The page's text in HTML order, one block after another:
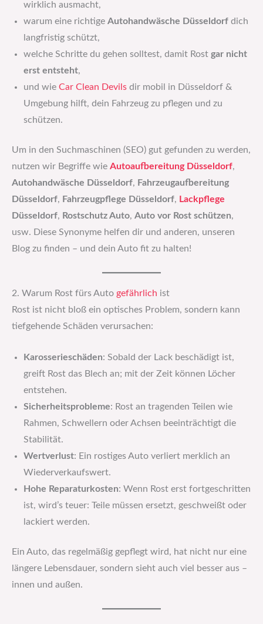
wirklich ausmacht,
warum eine richtige Autohandwäsche Düsseldorf dich
langfristig schützt,
welche Schritte du gehen solltest, damit Rost gar nicht
erst entsteht,
und wie Car Clean Devils dir mobil in Düsseldorf &
Umgebung hilft, dein Fahrzeug zu pflegen und zu
schützen.
Um in den Suchmaschinen (SEO) gut gefunden zu werden,
nutzen wir Begriffe wie Autoaufbereitung Düsseldorf,
Autohandwäsche Düsseldorf, Fahrzeugaufbereitung
Düsseldorf, Fahrzeugpflege Düsseldorf, Lackpflege
Düsseldorf, Rostschutz Auto, Auto vor Rost schützen,
usw. Diese Synonyme helfen dir und anderen, unseren
Blog zu finden – und dein Auto fit zu halten!
2. Warum Rost fürs Auto gefährlich ist
Rost ist nicht bloß ein optisches Problem, sondern kann
tiefgehende Schäden verursachen:
Karosserieschäden: Sobald der Lack beschädigt ist,
greift Rost das Blech an; mit der Zeit können Löcher
entstehen.
Sicherheitsprobleme: Rost an tragenden Teilen wie
Rahmen, Schwellern oder Achsen beeinträchtigt die
Stabilität.
Wertverlust: Ein rostiges Auto verliert merklich an
Wiederverkaufswert.
Hohe Reparaturkosten: Wenn Rost erst fortgeschritten
ist, wird’s teuer: Teile müssen ersetzt, geschweißt oder
lackiert werden.
Ein Auto, das regelmäßig gepflegt wird, hat nicht nur eine
längere Lebensdauer, sondern sieht auch viel besser aus –
innen und außen.